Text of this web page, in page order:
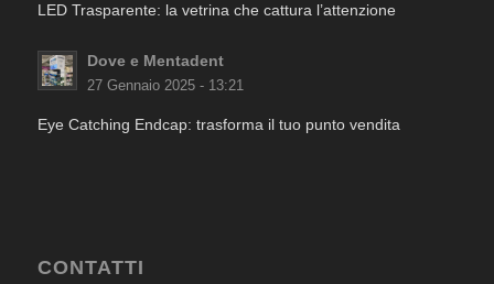
LED Trasparente: la vetrina che cattura l’attenzione
Dove e Mentadent
27 Gennaio 2025 - 13:21
Eye Catching Endcap: trasforma il tuo punto vendita
CONTATTI